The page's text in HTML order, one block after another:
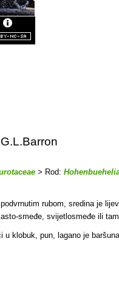
> Rod:
rubom, sredina je
smeđe, svijetlosmeđe ili
klobuk, pun, lagano je